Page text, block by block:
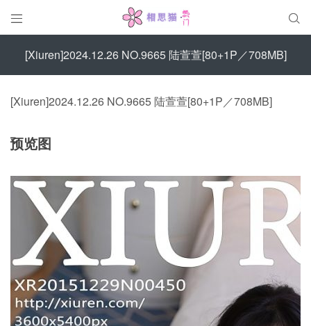
 
[Xiuren]2024.12.26 NO.9665 陆萱萱[80+1P／708MB]
[Xiuren]2024.12.26 NO.9665 陆萱萱[80+1P／708MB]
预览图